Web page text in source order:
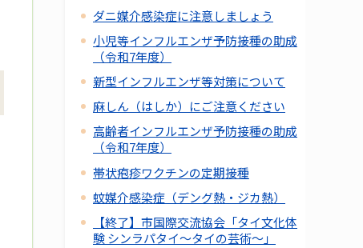
ダニ媒介感染症に注意しましょう
小児等インフルエンザ予防接種の助成
（令和7年度）
新型インフルエンザ等対策について
麻しん（はしか）にご注意ください
高齢者インフルエンザ予防接種の助成
（令和7年度）
帯状疱疹ワクチンの定期接種
蚊媒介感染症（デング熱・ジカ熱）
【終了】市国際交流協会「タイ文化体
験 シンラパタイ～タイの芸術～」